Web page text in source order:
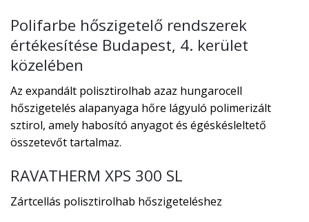
Polifarbe hőszigetelő rendszerek
értékesítése Budapest, 4. kerület
közelében
Az expandált polisztirolhab azaz hungarocell
hőszigetelés alapanyaga hőre lágyuló polimerizált
sztirol, amely habosító anyagot és égéskésleltető
összetevőt tartalmaz.
RAVATHERM XPS 300 SL
Zártcellás polisztirolhab hőszigeteléshez